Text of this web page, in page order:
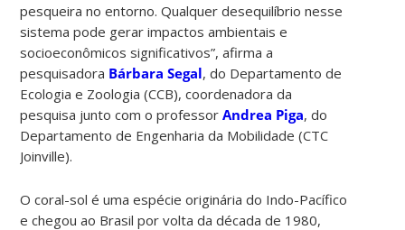
pesqueira no entorno. Qualquer desequilíbrio nesse
sistema pode gerar impactos ambientais e
socioeconômicos significativos”, afirma a
pesquisadora Bárbara Segal, do Departamento de
Ecologia e Zoologia (CCB), coordenadora da
pesquisa junto com o professorAndrea Piga, do
Departamento de Engenharia da Mobilidade (CTC
Joinville).
O coral-sol é uma espécie originária do Indo-Pacífico
e chegou ao Brasil por volta da década de 1980,